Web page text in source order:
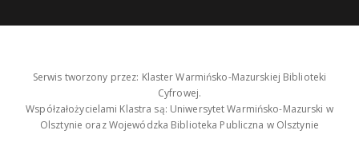
Serwis tworzony przez: Klaster Warmińsko-Mazurskiej Biblioteki
Cyfrowej.
Współzałożycielami Klastra są: Uniwersytet Warmińsko-Mazurski w
Olsztynie oraz Wojewódzka Biblioteka Publiczna w Olsztynie